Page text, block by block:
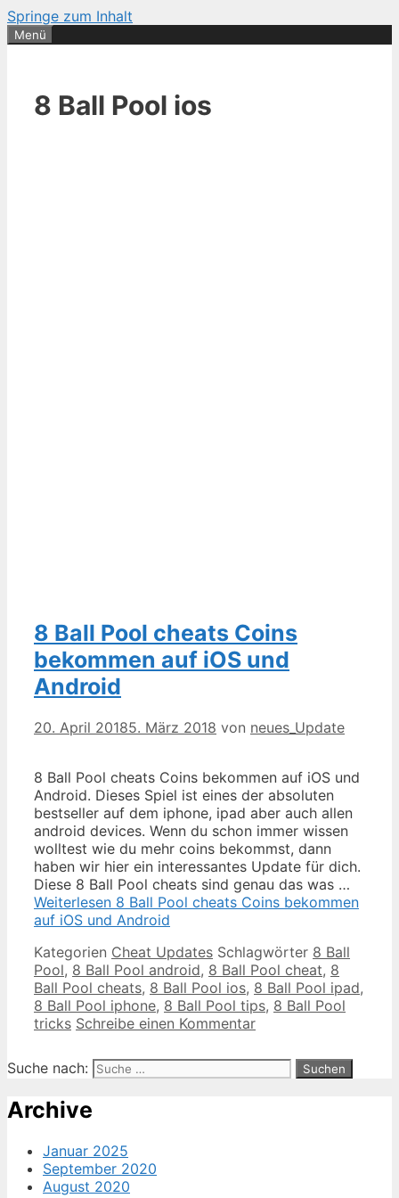
Springe zum Inhalt
Menü
8 Ball Pool ios
8 Ball Pool cheats Coins
bekommen auf iOS und
Android
20. April 20185. März 2018 von neues_Update
8 Ball Pool cheats Coins bekommen auf iOS und
Android. Dieses Spiel ist eines der absoluten
bestseller auf dem iphone, ipad aber auch allen
android devices. Wenn du schon immer wissen
wolltest wie du mehr coins bekommst, dann
haben wir hier ein interessantes Update für dich.
Diese 8 Ball Pool cheats sind genau das was …
Weiterlesen 8 Ball Pool cheats Coins bekommen
auf iOS und Android
Kategorien Cheat Updates Schlagwörter 8 Ball
Pool, 8 Ball Pool android, 8 Ball Pool cheat, 8
Ball Pool cheats, 8 Ball Pool ios, 8 Ball Pool ipad,
8 Ball Pool iphone, 8 Ball Pool tips, 8 Ball Pool
tricks Schreibe einen Kommentar
Suche nach:
Archive
Januar 2025
September 2020
August 2020